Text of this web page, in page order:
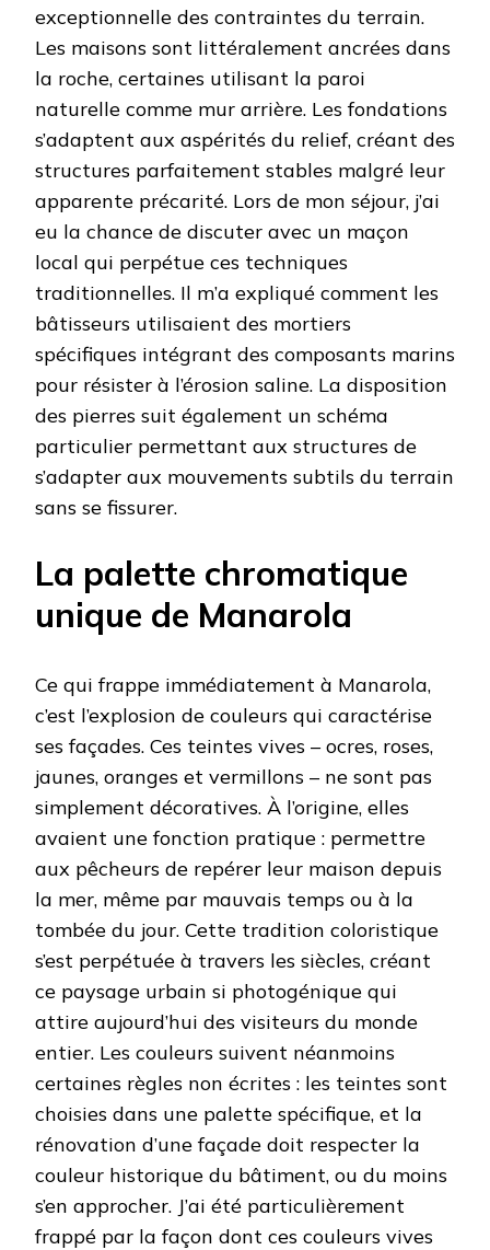
exceptionnelle des contraintes du terrain.
Les maisons sont littéralement ancrées dans
la roche, certaines utilisant la paroi
naturelle comme mur arrière. Les fondations
s’adaptent aux aspérités du relief, créant des
structures parfaitement stables malgré leur
apparente précarité. Lors de mon séjour, j’ai
eu la chance de discuter avec un maçon
local qui perpétue ces techniques
traditionnelles. Il m’a expliqué comment les
bâtisseurs utilisaient des mortiers
spécifiques intégrant des composants marins
pour résister à l’érosion saline. La disposition
des pierres suit également un schéma
particulier permettant aux structures de
s’adapter aux mouvements subtils du terrain
sans se fissurer.
La palette chromatique
unique de Manarola
Ce qui frappe immédiatement à Manarola,
c’est l’explosion de couleurs qui caractérise
ses façades. Ces teintes vives – ocres, roses,
jaunes, oranges et vermillons – ne sont pas
simplement décoratives. À l’origine, elles
avaient une fonction pratique : permettre
aux pêcheurs de repérer leur maison depuis
la mer, même par mauvais temps ou à la
tombée du jour. Cette tradition coloristique
s’est perpétuée à travers les siècles, créant
ce paysage urbain si photogénique qui
attire aujourd’hui des visiteurs du monde
entier. Les couleurs suivent néanmoins
certaines règles non écrites : les teintes sont
choisies dans une palette spécifique, et la
rénovation d’une façade doit respecter la
couleur historique du bâtiment, ou du moins
s’en approcher. J’ai été particulièrement
frappé par la façon dont ces couleurs vives